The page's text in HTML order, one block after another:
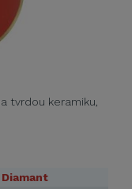
tvrdou keramiku,